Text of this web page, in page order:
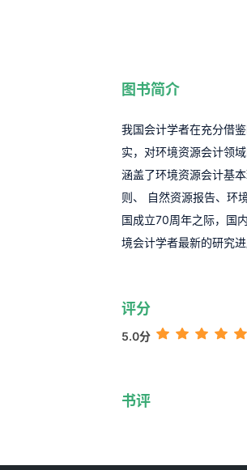
图书简介
我国会计学者在充分借
实，对环境资源会计领
涵盖了环境资源会计基
则、 自然资源报告、环
国成立70周年之际，国
境会计学者最新的研究
评分
5.0分
书评